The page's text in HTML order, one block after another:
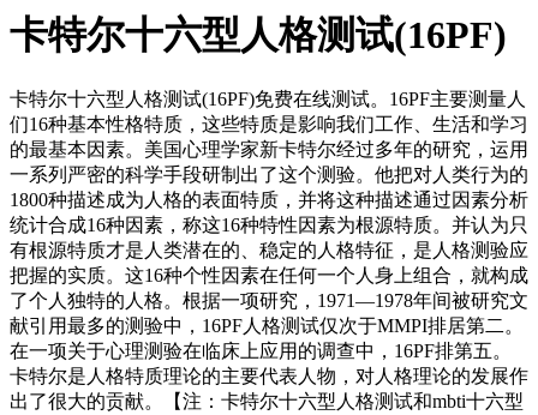
卡特尔十六型人格测试(16PF)
卡特尔十六型人格测试(16PF)免费在线测试。16PF主要测量人
们16种基本性格特质，这些特质是影响我们工作、生活和学习
的最基本因素。美国心理学家新卡特尔经过多年的研究，运用
一系列严密的科学手段研制出了这个测验。他把对人类行为的
1800种描述成为人格的表面特质，并将这种描述通过因素分析
统计合成16种因素，称这16种特性因素为根源特质。并认为只
有根源特质才是人类潜在的、稳定的人格特征，是人格测验应
把握的实质。这16种个性因素在任何一个人身上组合，就构成
了个人独特的人格。根据一项研究，1971—1978年间被研究文
献引用最多的测验中，16PF人格测试仅次于MMPI排居第二。
在一项关于心理测验在临床上应用的调查中，16PF排第五。
卡特尔是人格特质理论的主要代表人物，对人格理论的发展作
出了很大的贡献。【注：卡特尔十六型人格测试和mbti十六型